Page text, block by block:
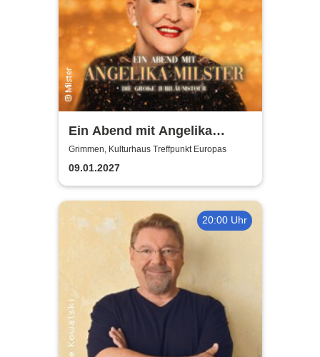
Ein Abend mit Angelika
Milster - Jubiläumstournee
2027
Grimmen, Kulturhaus Treffpunkt Europas
09.01.2027
20:00 Uhr